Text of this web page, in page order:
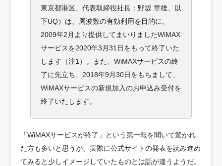
東京都港区、代表取締役社長：野坂 章雄、以
下UQ）は、周波数の有効利用を目的に、
2009年2月より提供してまいりましたWiMAX
サービスを2020年3月31日をもって終了いた
します（注1）。また、WiMAXサービスの終
了に先立ち、2018年9月30日をもちまして、
WiMAXサービスの新規加入のお申込み受付を
終了いたします。
「WiMAXサービスが終了」という第一報を聞いて驚かれ
た方も多いと思うが、実際に公式サイトの発表を読み進め
てみると少しイメージしていたものとは話が違うようだ。